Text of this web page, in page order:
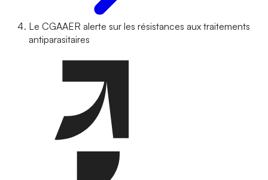
Le CGAAER alerte sur les résistances aux traitements
antiparasitaires